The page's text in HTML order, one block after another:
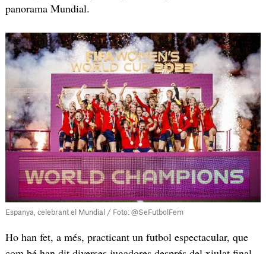
panorama Mundial.
Espanya, celebrant el Mundial / Foto: @SeFutbolFem
Ho han fet, a més, practicant un futbol espectacular, que